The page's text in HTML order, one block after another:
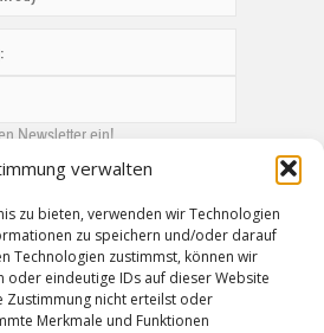
verwalten
zu bieten, verwenden wir Technologien
zu speichern und/oder darauf
Technologien zustimmst, können wir
oder eindeutige IDs auf dieser Website
Zustimmung nicht erteilst oder
Merkmale und Funktionen
Newsletter ein!